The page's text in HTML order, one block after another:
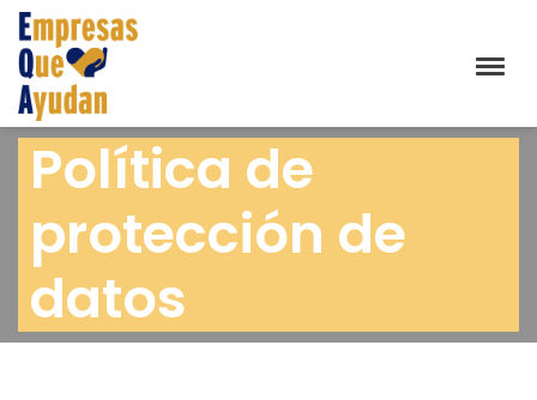
Política de
protección de
datos